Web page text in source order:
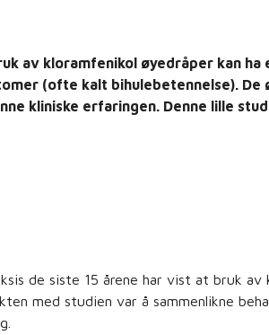
av kloramfenikol øyedråper kan
(ofte kalt bihulebetennelse). De
kliniske erfaringen. Denne lille
de siste 15 årene har vist at bruk av
med studien var å sammenlikne